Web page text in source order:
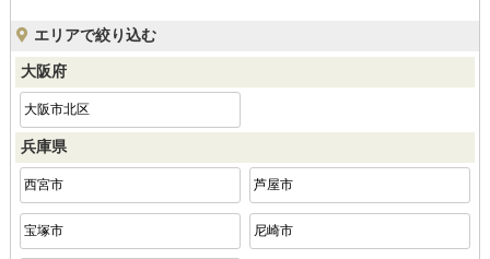
エリアで絞り込む
大阪府
大阪市北区
兵庫県
西宮市 芦屋市
宝塚市 尼崎市